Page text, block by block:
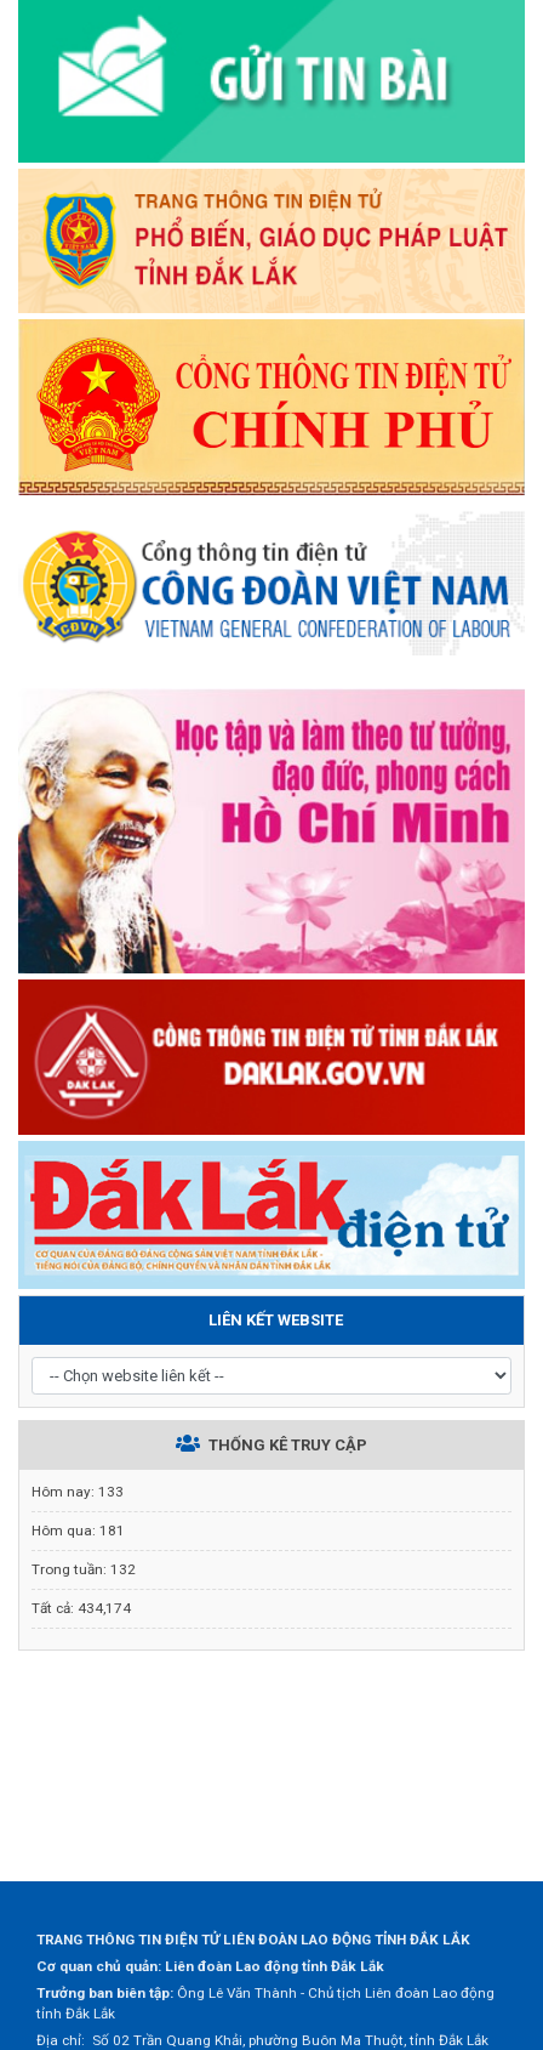
LIÊN KẾT WEBSITE
THỐNG KÊ TRUY CẬP
Hôm nay: 133
Hôm qua: 181
Trong tuần: 132
Tất cả: 434,174
TRANG THÔNG TIN ĐIỆN TỬ LIÊN ĐOÀN LAO ĐỘNG TỈNH ĐẮK LẮK
Cơ quan chủ quản: Liên đoàn Lao động tỉnh Đắk Lắk
Trưởng ban biên tập: Ông Lê Văn Thành - Chủ tịch Liên đoàn Lao động
tỉnh Đắk Lắk
Địa chỉ: Số 02 Trần Quang Khải, phường Buôn Ma Thuột, tỉnh Đắk Lắk